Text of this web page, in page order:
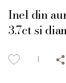
Inel din
3.7ct si